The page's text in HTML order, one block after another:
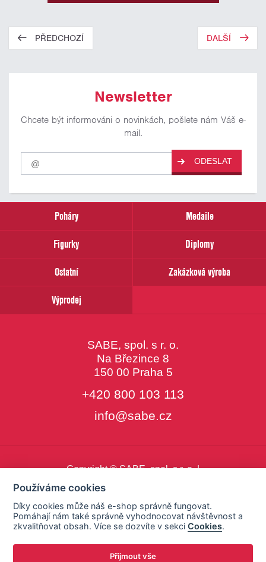
PŘEDCHOZÍ DALŠÍ
Newsletter
Chcete být informováni o novinkách, pošlete nám Váš e-
mail.
Pro
odběr
našich
email
ODESLAT
Poháry
Medaile
Figurky
Diplomy
Ostatní
Zakázková výroba
Výprodej
SABE, spol. s r. o.
Na Březince 8
150 00 Praha 5
+420 800 103 113
info@sabe.cz
Copyright © SABE, spol. s r. o. |
Používáme cookies
Díky cookies může náš e-shop správně fungovat.
Pomáhají nám také správně vyhodnocovat návštěvnost a
zkvalitňovat obsah. Více se dozvíte v sekciCookies.
Přijmout vše